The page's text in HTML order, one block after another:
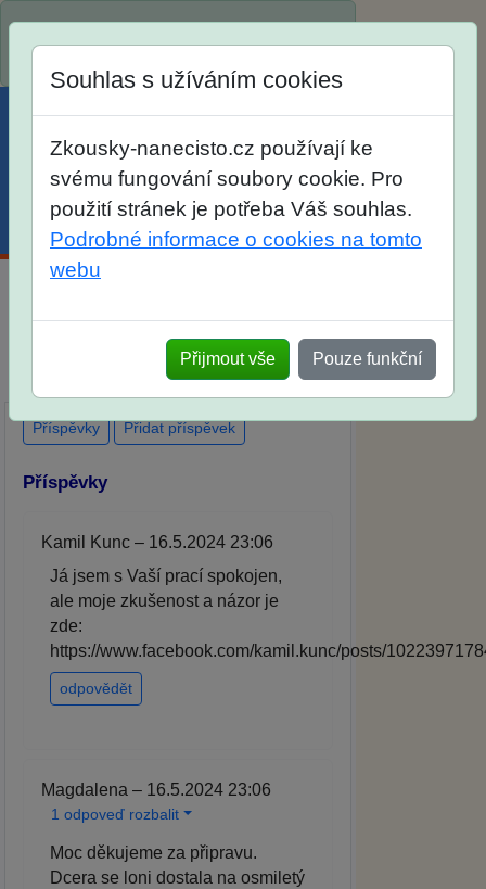
SŠ? Vaše ohlasy po skutečných
přijímacích zkouškách
Souhlas s užíváním cookies
Zkousky-nanecisto.cz používají ke
svému fungování soubory cookie. Pro
použití stránek je potřeba Váš souhlas.
Podrobné informace o cookies na tomto
webu
Přijmout vše Pouze funkční
Příspěvky Přidat příspěvek
Příspěvky
Kamil Kunc – 16.5.2024 23:06
Já jsem s Vaší prací spokojen,
ale moje zkušenost a názor je
zde:
https://www.facebook.com/kamil.kunc/posts/
odpovědět
Magdalena – 16.5.2024 23:06
1 odpoveď rozbalit
Moc děkujeme za připravu.
Dcera se loni dostala na osmiletý